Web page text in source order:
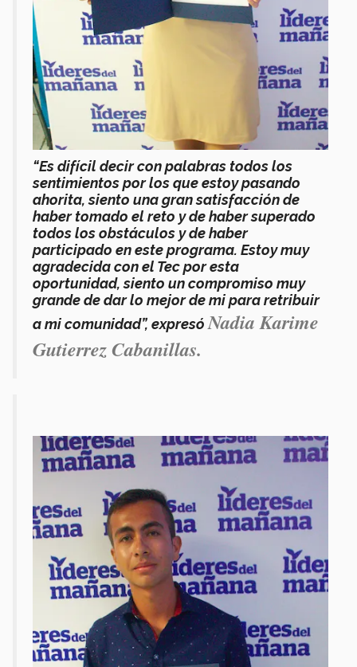
“Es difícil decir con palabras todos los
sentimientos por los que estoy pasando
ahorita, siento una gran satisfacción de
haber tomado el reto y de haber superado
todos los obstáculos y de haber
participado en este programa. Estoy muy
agradecida con el Tec por esta
oportunidad, siento un compromiso muy
grande de dar lo mejor de mi para retribuir
a mi comunidad”, expresóNadia Karime
Gutierrez Cabanillas.